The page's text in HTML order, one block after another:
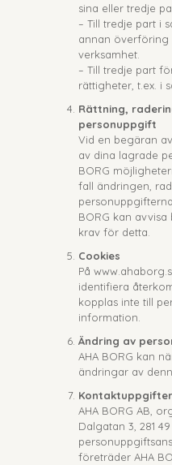
sina eller tredje
– Till tredje part i
annan överföring
verksamhet.
– Till tredje part
rättigheter, t.ex. i
Rättning,
personuppgift
Vid en begäran
av dina lagrade
BORG
fall ändringen,
BORG kan
krav för detta.
Cookies
På
identifiera
kopplas inte till
information.
Ändring av
AHA BORG kan
ändringar av
Kontaktuppgifter
AHA BORG AB,
Dalgatan 3, 281
företräder AHA